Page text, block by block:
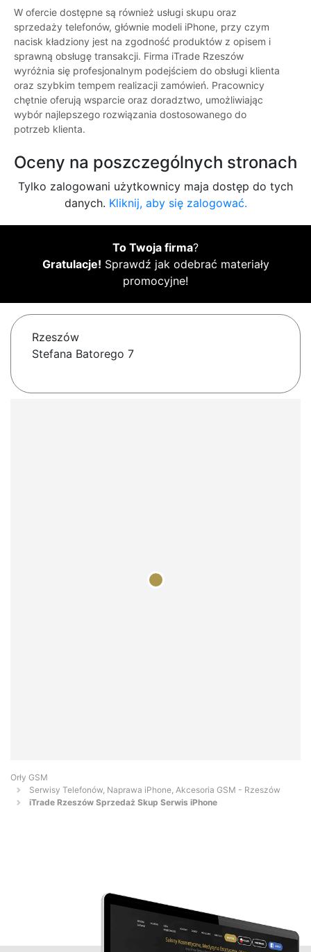
W ofercie dostępne są również usługi skupu oraz
sprzedaży telefonów, głównie modeli iPhone, przy czym
nacisk kładziony jest na zgodność produktów z opisem i
sprawną obsługę transakcji. Firma iTrade Rzeszów
wyróżnia się profesjonalnym podejściem do obsługi klienta
oraz szybkim tempem realizacji zamówień. Pracownicy
chętnie oferują wsparcie oraz doradztwo, umożliwiając
wybór najlepszego rozwiązania dostosowanego do
potrzeb klienta.
Oceny na poszczególnych stronach
Tylko zalogowani użytkownicy maja dostęp do tych
danych. Kliknij, aby się zalogować.
To Twoja firma?
Gratulacje! Sprawdź jak odebrać materiały
promocyjne!
Rzeszów
Stefana Batorego 7
Orły GSM
Serwisy Telefonów, Naprawa iPhone, Akcesoria GSM - Rzeszów
iTrade Rzeszów Sprzedaż Skup Serwis iPhone